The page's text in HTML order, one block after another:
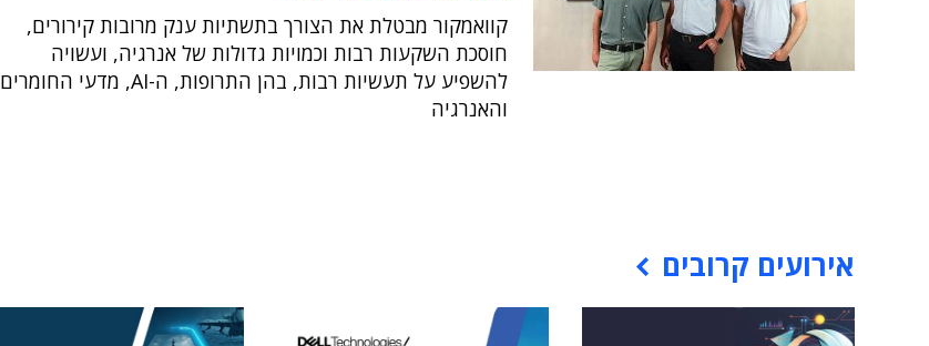
קוואמקור מבטלת את הצורך בתשתיות ענק מרובות קירורים,
חוסכת השקעות רבות וכמויות גדולות של אנרגיה, ועשויה
להשפיע על תעשיות רבות, בהן התרופות, ה-AI, מדעי החומרים
והאנרגיה
אירועים קרובים